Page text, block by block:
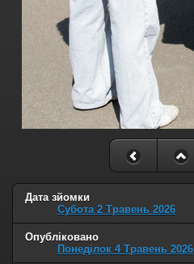
Дата зйомки
Субота 2 Травень 2026
Опубліковано
Понеділок 4 Травень 2026